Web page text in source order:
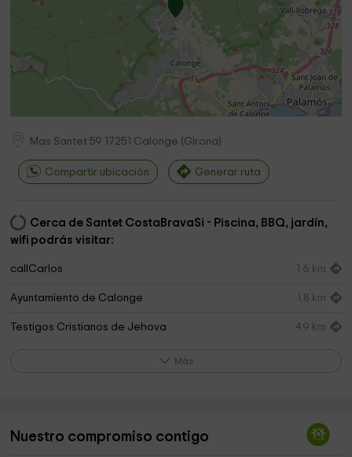
Mas Santet 59 17251 Calonge (Girona)
Compartir ubicación Generar ruta
Cerca de Santet CostaBravaSi - Piscina, BBQ, jardín,
wifi podrás visitar:
callCarlos 1,6 km
Ayuntamiento de Calonge 1,8 km
Testigos Cristianos de Jehova 4,9 km
El Cau De La Costa Brava Museu De La Pesca 5,9 km
Más
Nuestro compromiso contigo